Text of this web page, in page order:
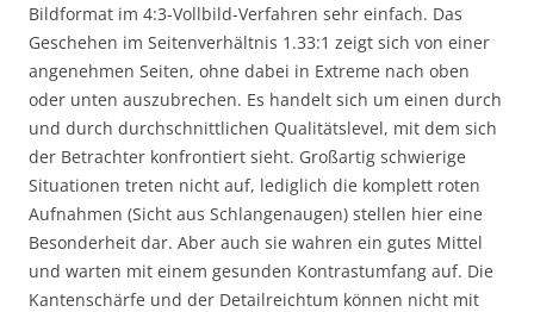
Bildformat im 4:3-Vollbild-Verfahren sehr einfach. Das
Geschehen im Seitenverhältnis 1.33:1 zeigt sich von einer
angenehmen Seiten, ohne dabei in Extreme nach oben
oder unten auszubrechen. Es handelt sich um einen durch
und durch durchschnittlichen Qualitätslevel, mit dem sich
der Betrachter konfrontiert sieht. Großartig schwierige
Situationen treten nicht auf, lediglich die komplett roten
Aufnahmen (Sicht aus Schlangenaugen) stellen hier eine
Besonderheit dar. Aber auch sie wahren ein gutes Mittel
und warten mit einem gesunden Kontrastumfang auf. Die
Kantenschärfe und der Detailreichtum können nicht mit